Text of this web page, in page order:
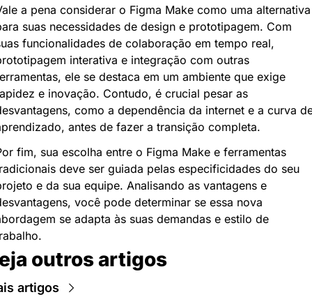
a pena considerar o Figma Make como uma alternativa
suas necessidades de design e prototipagem. Com
funcionalidades de colaboração em tempo real,
interativa e integração com outras
ele se destaca em um ambiente que exige
e inovação. Contudo, é crucial pesar as
como a dependência da internet e a curva
antes de fazer a transição completa.
fim, sua escolha entre o Figma Make e ferramentas
deve ser guiada pelas especificidades do seu
e da sua equipe. Analisando as vantagens e
você pode determinar se essa nova
se adapta às suas demandas e estilo de
outros artigos
artigos